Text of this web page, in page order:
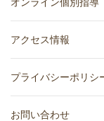
アクセス情報
プライバシーポリシ
お問い合わせ